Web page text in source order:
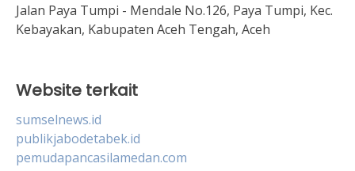
Jalan Paya Tumpi - Mendale No.126, Paya Tumpi, Kec.
Kebayakan, Kabupaten Aceh Tengah, Aceh
Website terkait
sumselnews.id
publikjabodetabek.id
pemudapancasilamedan.com